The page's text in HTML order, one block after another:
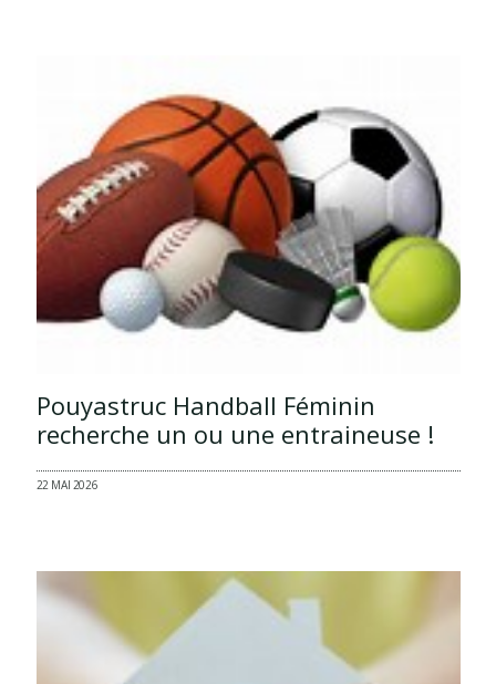
Pouyastruc Handball Féminin
recherche un ou une entraineuse !
22 MAI 2026